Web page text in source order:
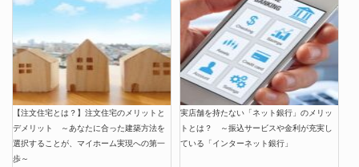
【注文住宅とは？】注文住宅のメリットと
デメリット ～あなたに合った建築方法を
選択することが、マイホーム実現への第一
歩～
実店舗を持たない「ネット銀行」のメリッ
トとは？ ～振込サービスや金利が充実し
ている「インターネット銀行」